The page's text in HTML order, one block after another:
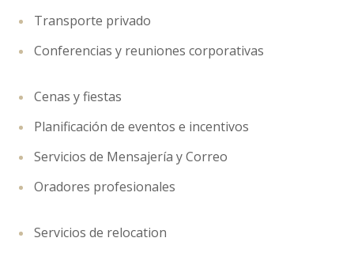
Transporte privado
Conferencias y reuniones corporativas
Cenas y fiestas
Planificación de eventos e incentivos
Servicios de Mensajería y Correo
Oradores profesionales
Servicios de relocation